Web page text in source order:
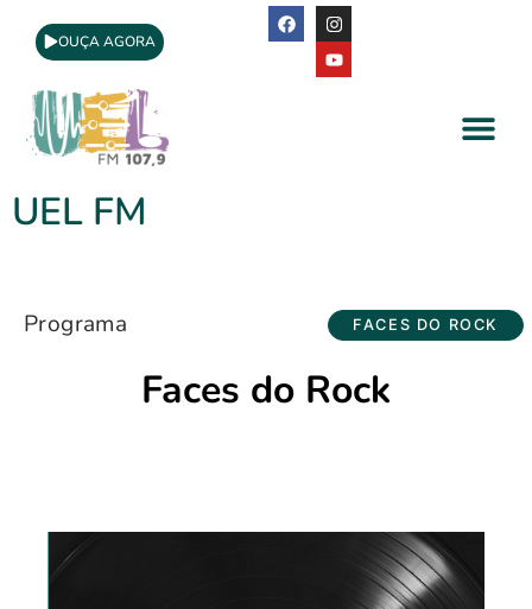
OUÇA AGORA
UEL FM
Programa FACES DO ROCK
Faces do Rock